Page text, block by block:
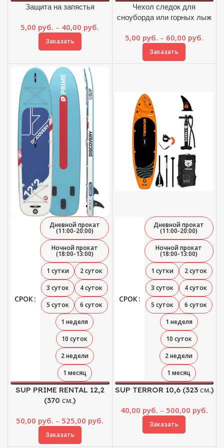
Защита на запястья
5,00 руб. – 40,00 руб.
Заказать
Чехол следок для
сноуборда или горных лыж
5,00 руб. – 60,00 руб.
Заказать
СРОК
Дневной прокат
(11:00-20:00)
Ночной прокат
(18:00-13:00)
1 сутки
2 суток
3 суток
4 суток
5 суток
6 суток
1 неделя
10 суток
2 недели
1 месяц
SUP PRIME RENTAL 12,2
(370 см.)
50,00 руб. – 525,00 руб.
Заказать
СРОК
Дневной прокат
(11:00-20:00)
Ночной прокат
(18:00-13:00)
1 сутки
2 суток
3 суток
4 суток
5 суток
6 суток
1 неделя
10 суток
2 недели
1 месяц
SUP TERROR 10,6 (323 см.)
40,00 руб. – 500,00 руб.
Заказать